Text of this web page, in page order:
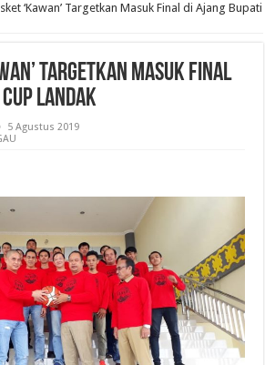
‘Kawan’ Targetkan Masuk Final di Ajang Bupati
Targetkan Masuk Final
Landak
5 Agustus 2019